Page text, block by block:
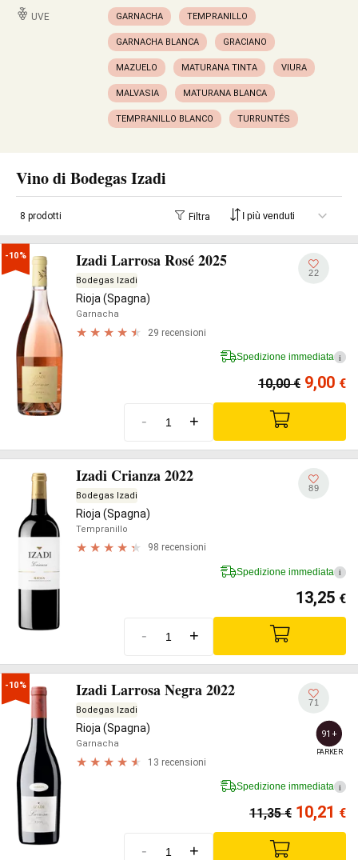
UVE GARNACHA TEMPRANILLO
GARNACHA BLANCA GRACIANO
MAZUELO MATURANA TINTA VIURA
MALVASIA MATURANA BLANCA
TEMPRANILLO BLANCO TURRUNTÉS
Vino di Bodegas Izadi
8 prodotti Filtra
-10% Izadi Larrosa Rosé 2025
Bodegas Izadi
Rioja (Spagna)
Garnacha
29 recensioni
22
Spedizione immediata i
10,00€ 9,00 €
- +
Izadi Crianza 2022
Bodegas Izadi
Rioja (Spagna)
Tempranillo
98 recensioni
89
Spedizione immediata i
13,25 €
- +
-10% Izadi Larrosa Negra 2022
Bodegas Izadi
Rioja (Spagna)
Garnacha
13 recensioni
71
91+
PARKER
Spedizione immediata i
11,35€ 10,21 €
- +